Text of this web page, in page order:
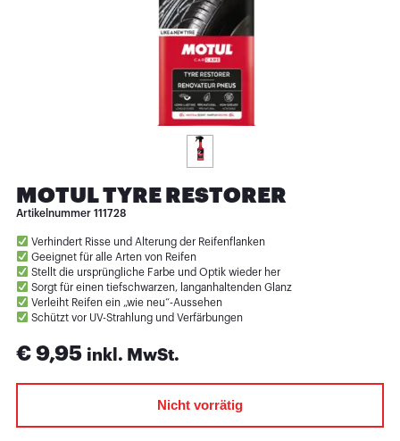
MOTUL TYRE RESTORER
Artikelnummer 111728
Verhindert Risse und Alterung der Reifenflanken
Geeignet für alle Arten von Reifen
Stellt die ursprüngliche Farbe und Optik wieder her
Sorgt für einen tiefschwarzen, langanhaltenden Glanz
Verleiht Reifen ein „wie neu“-Aussehen
Schützt vor UV-Strahlung und Verfärbungen
€9,95 inkl. MwSt.
Nicht vorrätig